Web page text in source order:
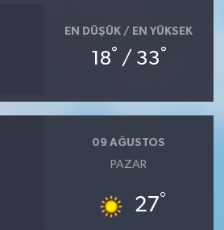
EN DÜŞÜK / EN YÜKSEK
18° / 33°
09 AĞUSTOS
PAZAR
27°